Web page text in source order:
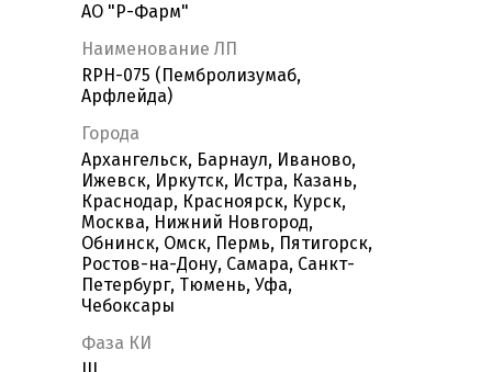
АО "Р-Фарм"
Наименование ЛП
RPH-075 (Пембролизумаб,
Арфлейда)
Города
Архангельск, Барнаул, Иваново,
Ижевск, Иркутск, Истра, Казань,
Краснодар, Красноярск, Курск,
Москва, Нижний Новгород,
Обнинск, Омск, Пермь, Пятигорск,
Ростов-на-Дону, Самара, Санкт-
Петербург, Тюмень, Уфа,
Чебоксары
Фаза КИ